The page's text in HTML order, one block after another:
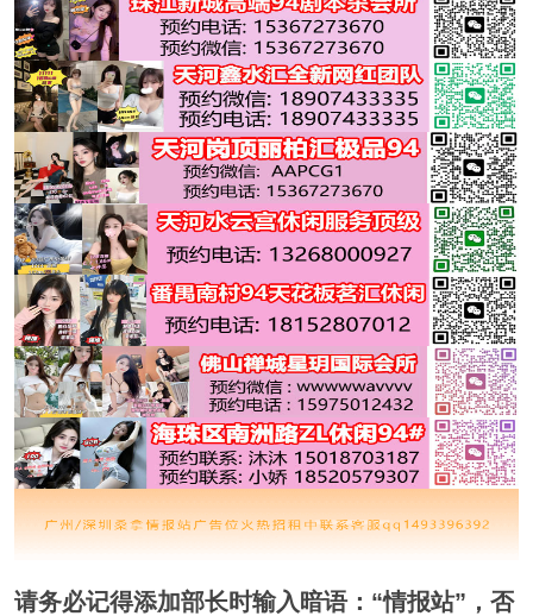
请务必记得添加部长时输入暗语：“情报站”，否